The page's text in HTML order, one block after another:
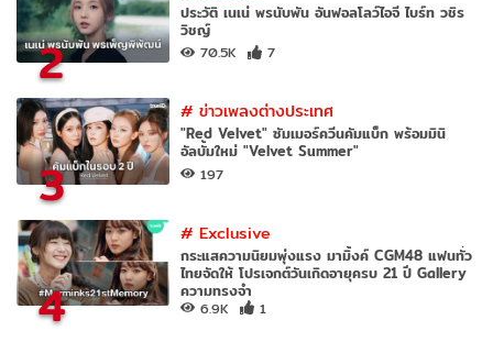
2
ประวัติ เนเน่ พรนับพัน อันฟอลโลว์ไอจี ไบร์ท วชิร
วิชญ์
70.5K 7
3
#ข่าวเพลงต่างประเทศ
"Red Velvet" ซัมเมอร์ควีนคัมแบ็ก พร้อมมินิ
อัลบั้มใหม่ "Velvet Summer"
197
4
#Exclusive
กระแสความนิยมพุ่งแรง มามิ้งค์ CGM48 แฟนทั่ว
ไทยจัดให้ โปรเจกต์วันเกิดอายุครบ 21 ปี Gallery
ความทรงจำ
6.9K 1